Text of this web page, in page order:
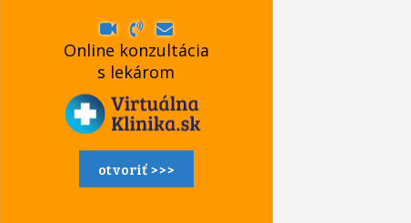
Online konzultácia
s lekárom
otvoriť >>>